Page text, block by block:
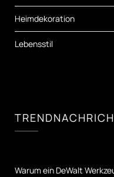
Heimdekoration
Lebensstil
Warum ein DeWalt